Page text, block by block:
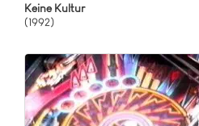
Keine Kultur
(1992)